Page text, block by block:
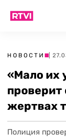
НОВОСТИ |
«Мало их
проверит
жертвах
Полиция